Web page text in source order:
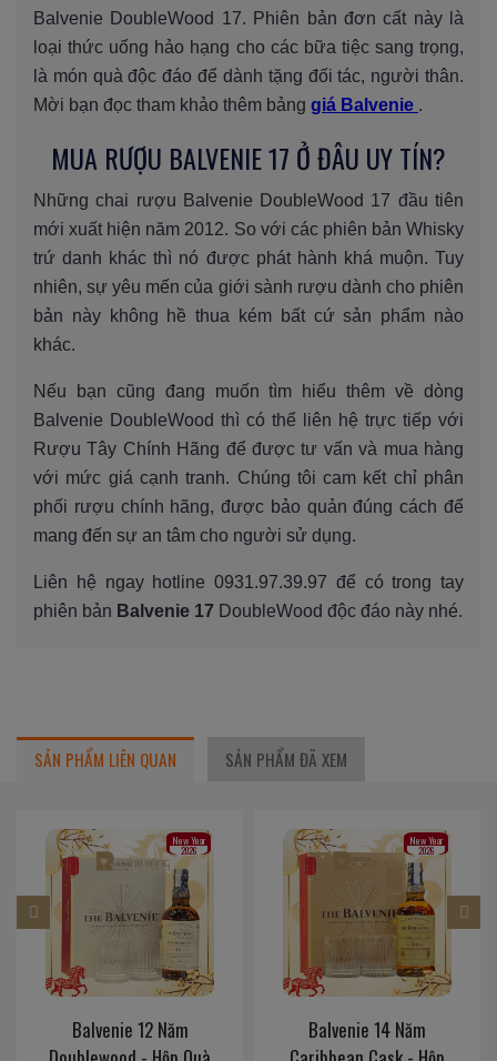
Balvenie DoubleWood 17. Phiên bản đơn cất này là
loại thức uống hảo hạng cho các bữa tiệc sang trọng,
là món quà độc đáo để dành tặng đối tác, người thân.
Mời bạn đọc tham khảo thêm bảng giá Balvenie .
MUA RƯỢU BALVENIE 17 Ở ĐÂU UY TÍN?
Những chai rượu Balvenie DoubleWood 17 đầu tiên
mới xuất hiện năm 2012. So với các phiên bản Whisky
trứ danh khác thì nó được phát hành khá muộn. Tuy
nhiên, sự yêu mến của giới sành rượu dành cho phiên
bản này không hề thua kém bất cứ sản phẩm nào
khác.
Nếu bạn cũng đang muốn tìm hiểu thêm về dòng
Balvenie DoubleWood thì có thể liên hệ trực tiếp với
Rượu Tây Chính Hãng để được tư vấn và mua hàng
với mức giá cạnh tranh. Chúng tôi cam kết chỉ phân
phối rượu chính hãng, được bảo quản đúng cách để
mang đến sự an tâm cho người sử dụng.
Liên hệ ngay hotline 0931.97.39.97 để có trong tay
phiên bản Balvenie 17 DoubleWood độc đáo này nhé.
SẢN PHẨM LIÊN QUAN SẢN PHẨM ĐÃ XEM
New Year
2026
Balvenie 12 Năm
New Year
2026
Balvenie 14 Năm